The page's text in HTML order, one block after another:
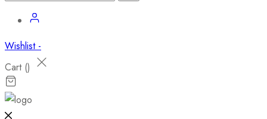
Wishlist -
Cart ()